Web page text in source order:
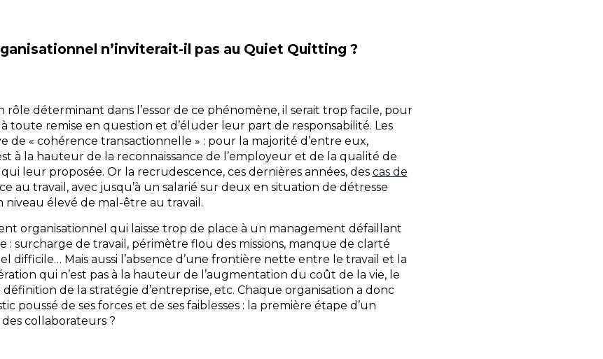
n’inviterait-il pas au Quiet Quitting ?
rôle déterminant dans l’essor de ce phénomène, il serait trop facile, pour
à toute remise en question et d’éluder leur part de responsabilité. Les
de « cohérence transactionnelle » : pour la majorité d’entre eux,
à la hauteur de la reconnaissance de l’employeur et de la qualité de
leur proposée. Or la recrudescence, ces dernières années, des cas de
au travail, avec jusqu’à un salarié sur deux en situation de détresse
élevé de mal-être au travail.
organisationnel qui laisse trop de place à un management défaillant
: surcharge de travail, périmètre flou des missions, manque de clarté
difficile… Mais aussi l’absence d’une frontière nette entre le travail et la
qui n’est pas à la hauteur de l’augmentation du coût de la vie, le
de la stratégie d’entreprise, etc. Chaque organisation a donc
poussé de ses forces et de ses faiblesses : la première étape d’un
collaborateurs ?